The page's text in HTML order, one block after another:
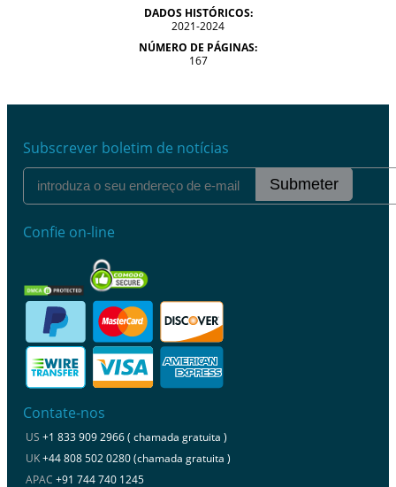
DADOS HISTÓRICOS:
2021-2024
NÚMERO DE PÁGINAS:
167
Subscrever boletim de notícias
Submeter
Confie on-line
Contate-nos
US +1 833 909 2966 ( chamada gratuita )
UK+44 808 502 0280 (chamada gratuita )
APAC +91 744 740 1245